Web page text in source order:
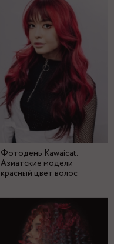
Фотодень Kawaicat.
Азиатские модели
красный цвет волос